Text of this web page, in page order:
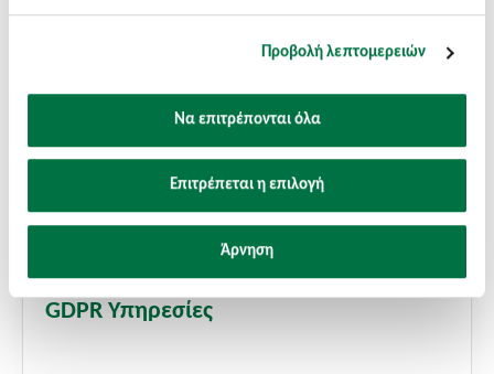
Προβολή λεπτομερειών
Να επιτρέπονται όλα
Επιτρέπεται η επιλογή
Άρνηση
GDPR Υπηρεσίες